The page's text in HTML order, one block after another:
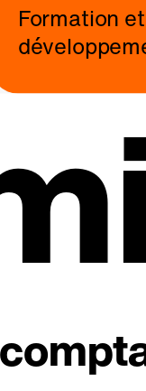
Formation et